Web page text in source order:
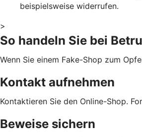
beispielsweise widerrufen.
>
So handeln Sie bei
Wenn Sie einem Fake-Shop zum
Kontakt aufnehmen
Kontaktieren Sie den Online-Shop.
Beweise sichern